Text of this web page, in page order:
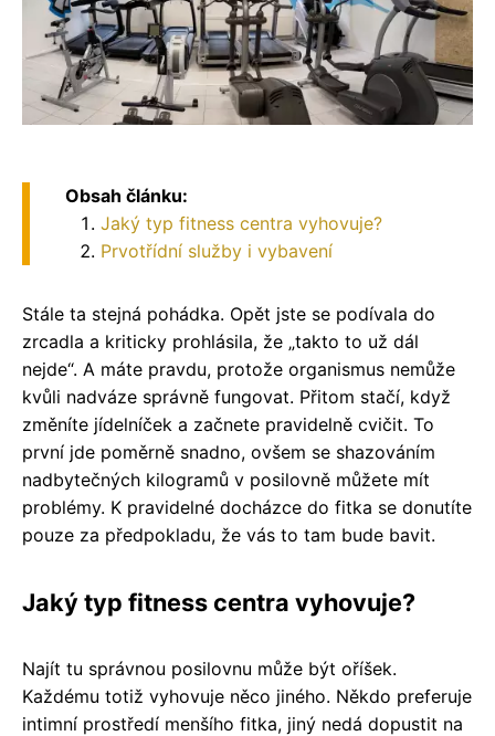
Obsah článku:
Jaký typ fitness centra vyhovuje?
Prvotřídní služby i vybavení
Stále ta stejná pohádka. Opět jste se podívala do
zrcadla a kriticky prohlásila, že „takto to už dál
nejde“. A máte pravdu, protože organismus nemůže
kvůli nadváze správně fungovat. Přitom stačí, když
změníte jídelníček a začnete pravidelně cvičit. To
první jde poměrně snadno, ovšem se shazováním
nadbytečných kilogramů v posilovně můžete mít
problémy. K pravidelné docházce do fitka se donutíte
pouze za předpokladu, že vás to tam bude bavit.
Jaký typ fitness centra vyhovuje?
Najít tu správnou posilovnu může být oříšek.
Každému totiž vyhovuje něco jiného. Někdo preferuje
intimní prostředí menšího fitka, jiný nedá dopustit na